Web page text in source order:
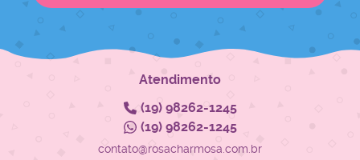
Atendimento
(19)98262-1245
(19)98262-1245
contato@rosacharmosa.com.br